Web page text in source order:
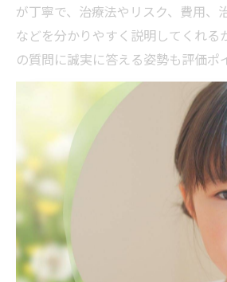
が丁寧で、治療法やリスク、費用、
などを分かりやすく説明してくれる
の質問に誠実に答える姿勢も評価ポ
また、矯正歯科治療の症例数や専
生管理体制、治療後のアフターケ
契約書や同意書の内容も必ず確認し
れば納得できるまで相談しましょ
を怠らないことで、安心して理想の
ができます。